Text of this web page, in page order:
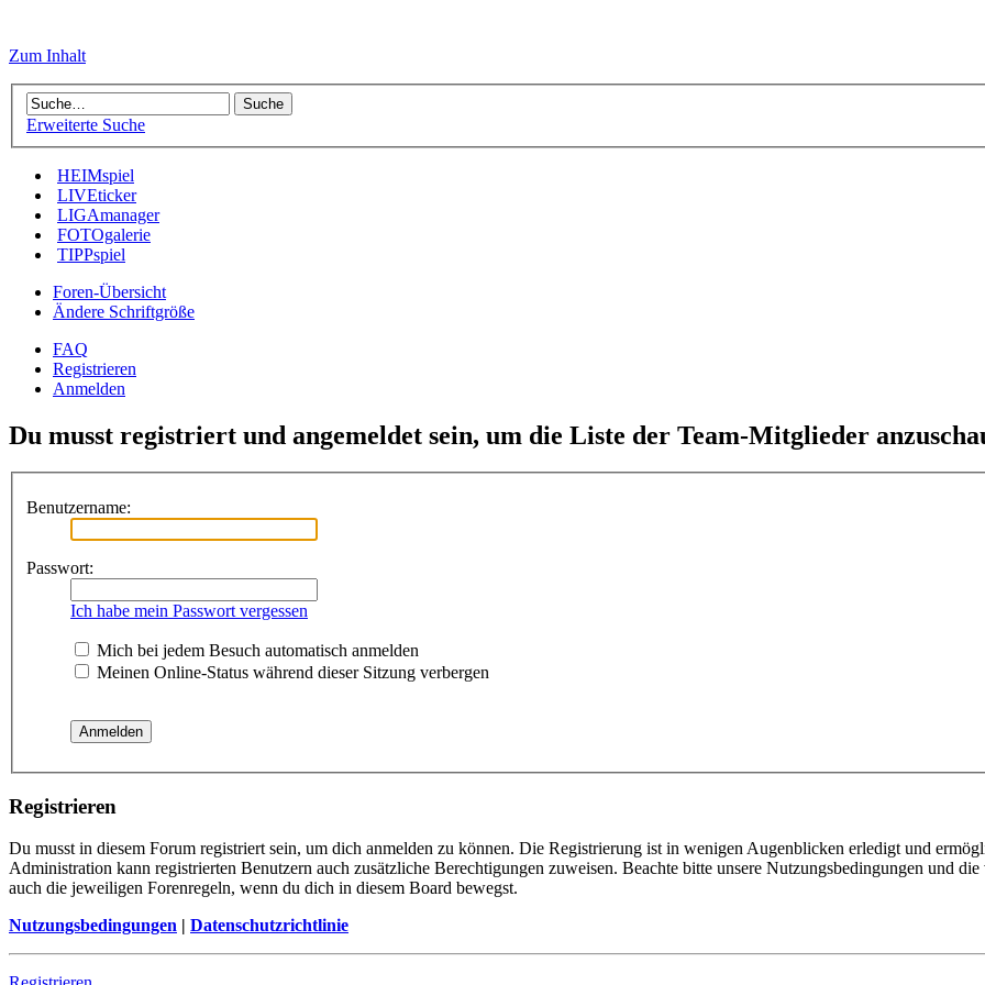
Zum Inhalt
Erweiterte Suche
HEIMspiel
LIVEticker
LIGAmanager
FOTOgalerie
TIPPspiel
Foren-Übersicht
Ändere Schriftgröße
FAQ
Registrieren
Anmelden
Du musst registriert und angemeldet sein, um die Liste der Team-Mitglieder
Benutzername:
Passwort:
Ich habe mein Passwort vergessen
Mich bei jedem Besuch automatisch anmelden
Meinen Online-Status während dieser Sitzung verbergen
Registrieren
Du musst in diesem Forum registriert sein, um dich anmelden zu können. Die Registrierung ist in wenigen Augenblicken erledigt und
Administration kann registrierten Benutzern auch zusätzliche Berechtigungen zuweisen. Beachte bitte unsere Nutzungsbedingungen und
auch die jeweiligen Forenregeln, wenn du dich in diesem Board bewegst.
Nutzungsbedingungen | Datenschutzrichtlinie